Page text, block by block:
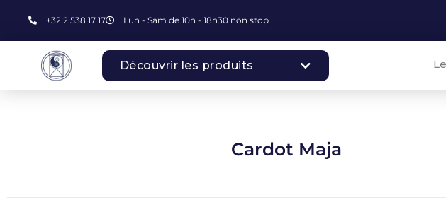
+32 2 538 17 17 Lun - Sam de 10h - 18h30 non stop
Découvrir les produits
Cardot Maja